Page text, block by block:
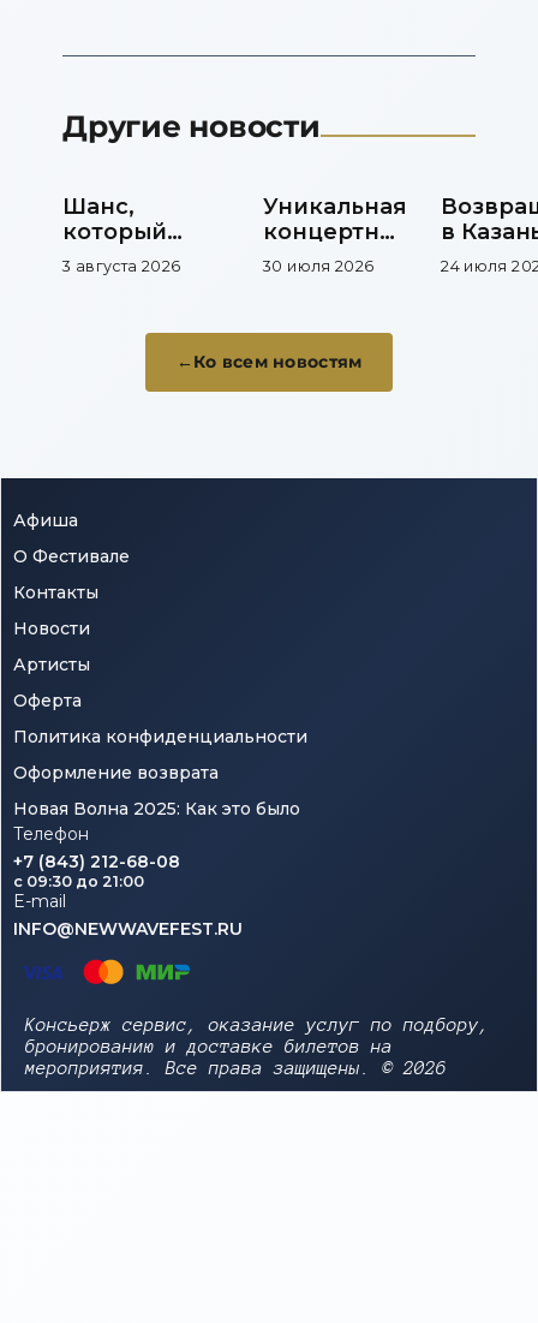
Другие новости
Шанс,
который
меняет
музыкальную
3 августа 2026
Уникальная
концертная
площадка
30 июля 2026
в
24 июля
Ко всем новостям
Афиша
О Фестивале
Контакты
Новости
Артисты
Оферта
Политика конфиденциальности
Оформление возврата
Новая Волна 2025: Как это было
Телефон
+7 (843) 212-68-08
c 09:30 до 21:00
E-mail
INFO@NEWWAVEFEST.RU
Консьерж сервис, оказание услуг по подбору,
бронированию и доставке билетов на
мероприятия. Все права защищены. © 2026